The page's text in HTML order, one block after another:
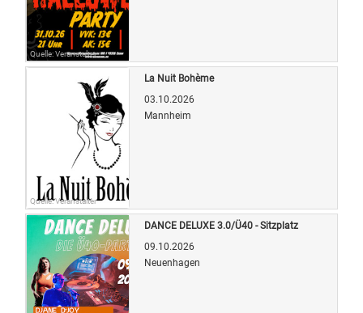
Quelle: Veranstalter
Quelle: Veranstalter
La Nuit Bohème
03.10.2026
Mannheim
DANCE DELUXE 3.0/Ü40 - Sitzplatz
09.10.2026
Neuenhagen